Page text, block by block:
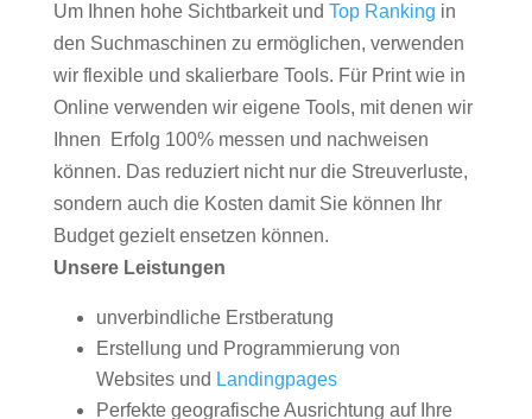
Um Ihnen hohe Sichtbarkeit und Top Ranking in
den Suchmaschinen zu ermöglichen, verwenden
wir flexible und skalierbare Tools. Für Print wie in
Online verwenden wir eigene Tools, mit denen wir
Ihnen Erfolg 100% messen und nachweisen
können. Das reduziert nicht nur die Streuverluste,
sondern auch die Kosten damit Sie können Ihr
Budget gezielt ensetzen können.
Unsere Leistungen
unverbindliche Erstberatung
Erstellung und Programmierung von
Websites und Landingpages
Perfekte geografische Ausrichtung auf Ihre